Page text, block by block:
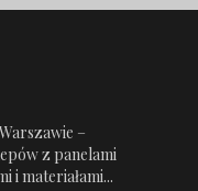
–
z panelami
i materiałami...